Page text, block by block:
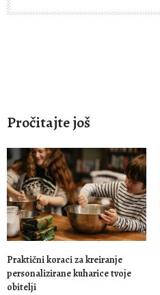
Pročitajte još
Praktični koraci za kreiranje
personalizirane kuharice tvoje
obitelji